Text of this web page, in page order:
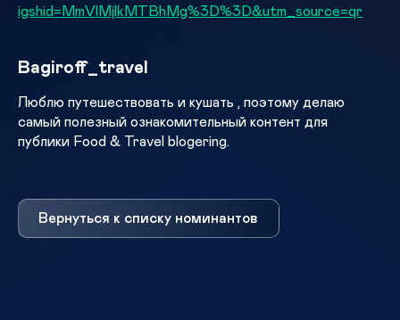
igshid=MmVlMjlkMTBhMg%3D%3D&utm_source=qr
Bagiroff_travel
Люблю путешествовать и кушать , поэтому делаю
самый полезный ознакомительный контент для
публики Food & Travel blogering.
Вернуться к списку номинантов